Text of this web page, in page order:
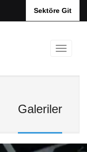
Sektöre Git
Galeriler